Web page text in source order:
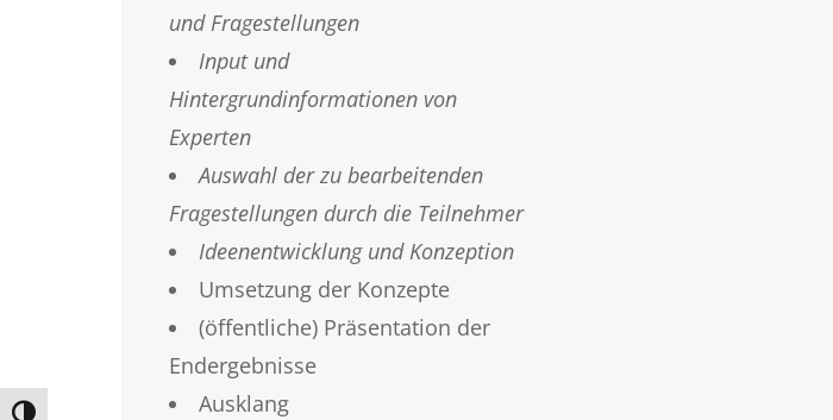
und Fragestellungen
Input und
Hintergrundinformationen von
Experten
Auswahl der zu bearbeitenden
Fragestellungen durch die Teilnehmer
Ideenentwicklung und Konzeption
Umsetzung der Konzepte
(öffentliche) Präsentation der
Endergebnisse
Ausklang